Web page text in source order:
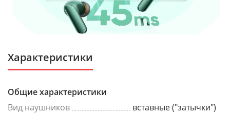
Характеристики
Общие характеристики
Вид наушников
вставные ("затычки")